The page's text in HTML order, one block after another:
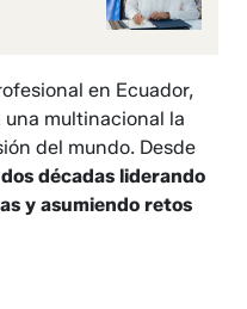
en Ecuador,
multinacional la
del mundo. Desde
dos décadas liderando
y asumiendo retos